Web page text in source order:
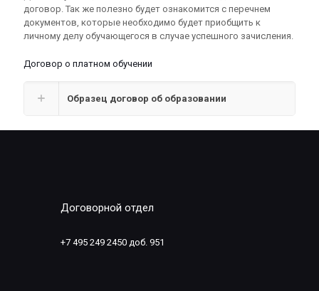
договор. Так же полезно будет ознакомится с перечнем
документов, которые необходимо будет приобщить к
личному делу обучающегося в случае успешного зачисления.
Договор о платном обучении
Образец договор об образовании
Договорной отдел
+7 495 249 2450 доб. 951